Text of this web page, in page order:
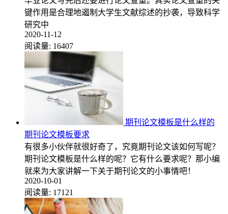
键作用是合理地遏制大学生文献综述的抄袭，导致科学
研究中
2020-11-12
阅读量: 16407
期刊论文模板是什么样的
期刊论文模板要求
有很多小伙伴就很好奇了，究竟期刊论文该如何写呢？
期刊论文模板是什么样的呢？它有什么要求呢？那小编
就来为大家讲解一下关于期刊论文的小事情吧！
2020-10-01
阅读量: 17121